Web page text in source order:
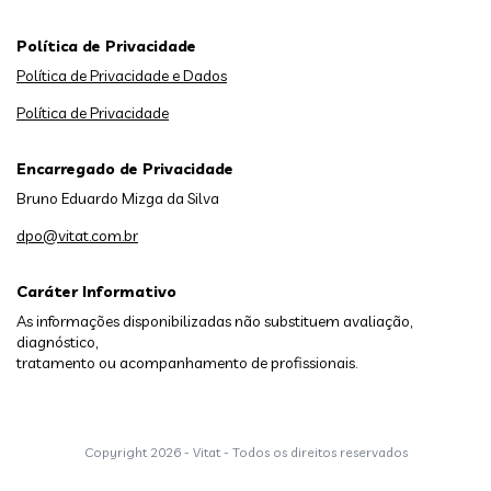
Caráter Informativo
As informações disponibilizadas não substituem avaliação,
diagnóstico,
tratamento ou acompanhamento de profissionais.
Política de Privacidade
Política de Privacidade e Dados
Política de Privacidade
Encarregado de Privacidade
Bruno Eduardo Mizga da Silva
dpo@vitat.com.br
Copyright 2026 - Vitat - Todos os direitos reservados